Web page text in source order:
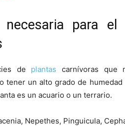
necesaria para
de plantas carnívoras que
tener un alto grado de
es un acuario o un terrario.
Nepethes, Pinguicula,